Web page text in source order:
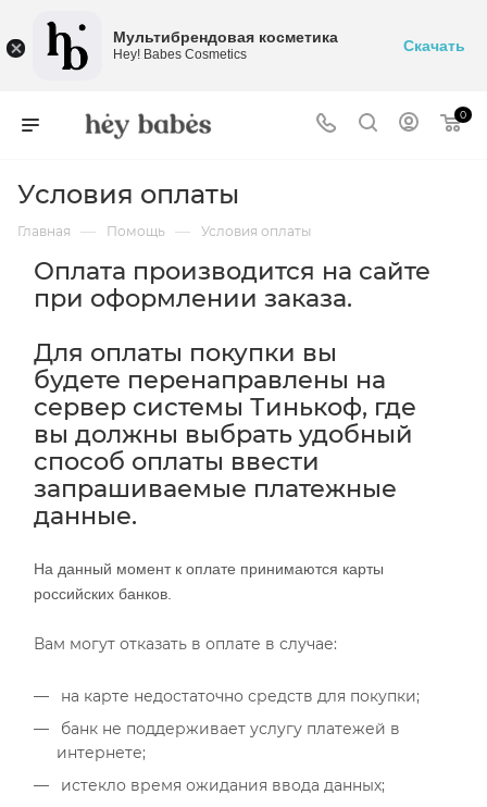
0
Условия оплаты
Главная — Помощь — Условия оплаты
Оплата производится на сайте
при оформлении заказа.
Для оплаты покупки вы
будете перенаправлены на
сервер системы Тинькоф, где
вы должны выбрать удобный
способ оплаты ввести
запрашиваемые платежные
данные.
На данный момент к оплате принимаются карты
российских банков.
Вам могут отказать в оплате в случае:
на карте недостаточно средств для покупки;
банк не поддерживает услугу платежей в
интернете;
истекло время ожидания ввода данных;
Мультибрендовая косметика
Hey! Babes Cosmetics Скачать